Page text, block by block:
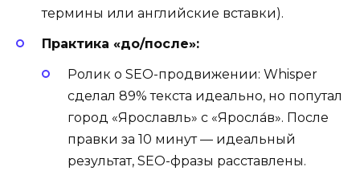
термины или английские вставки).
Практика «до/после»:
Ролик о SEO-продвижении: Whisper
сделал 89% текста идеально, но попутал
город «Ярославль» с «Яросла́в». После
правки за 10 минут — идеальный
результат, SEO-фразы расставлены.